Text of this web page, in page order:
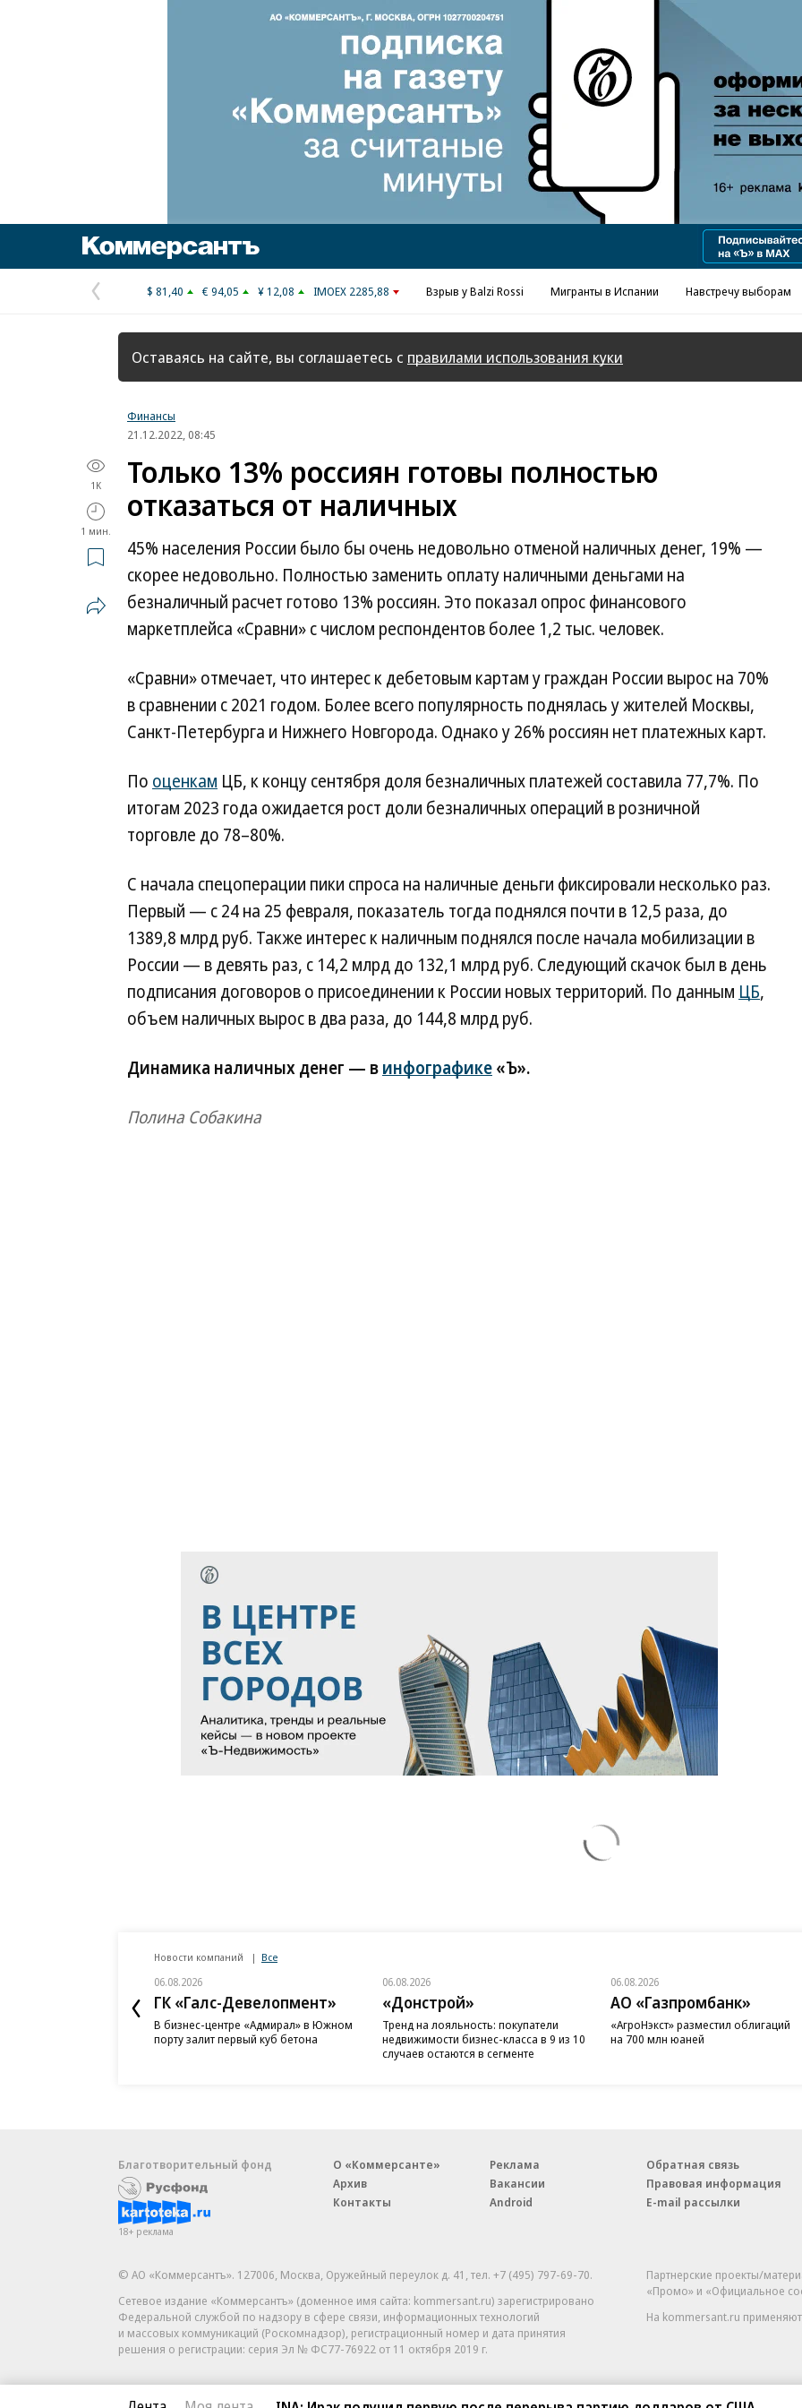
Реклама в «Ъ» www.kommersant.ru/ad
Предыдущая
страница
$ 81,40 € 94,05 ¥ 12,08 IMOEX 2285,88 Взрыв у Balzi Rossi Мигранты в Испании Навстречу выборам
Оставаясь на сайте, вы соглашаетесь с правилами использования куки
Финансы
21.12.2022, 08:45
1K
1 мин.
Только 13% россиян готовы полностью
отказаться от наличных
45% населения России было бы очень недовольно отменой наличных денег, 19% —
скорее недовольно. Полностью заменить оплату наличными деньгами на
безналичный расчет готово 13% россиян. Это показал опрос финансового
маркетплейса «Сравни» с числом респондентов более 1,2 тыс. человек.
«Сравни» отмечает, что интерес к дебетовым картам у граждан России вырос на 70%
в сравнении с 2021 годом. Более всего популярность поднялась у жителей Москвы,
Санкт-Петербурга и Нижнего Новгорода. Однако у 26% россиян нет платежных карт.
По оценкам ЦБ, к концу сентября доля безналичных платежей составила 77,7%. По
итогам 2023 года ожидается рост доли безналичных операций в розничной
торговле до 78–80%.
С начала спецоперации пики спроса на наличные деньги фиксировали несколько раз.
Первый — с 24 на 25 февраля, показатель тогда поднялся почти в 12,5 раза, до
1389,8 млрд руб. Также интерес к наличным поднялся после начала мобилизации в
России — в девять раз, с 14,2 млрд до 132,1 млрд руб. Следующий скачок был в день
подписания договоров о присоединении к России новых территорий. По данным ЦБ,
объем наличных вырос в два раза, до 144,8 млрд руб.
Динамика наличных денег — винфографике«Ъ».
Полина Собакина
Новости компаний Все
06.08.2026
ГК «Галс-Девелопмент»
В бизнес-центре «Адмирал» в Южном
порту залит первый куб бетона
06.08.2026
«Донстрой»
Тренд на лояльность: покупатели
недвижимости бизнес-класса в 9 из 10
случаев остаются в сегменте
06.08.2026
АО «Газпромбанк»
«АгроНэкст» разместил облигаций
на 700 млн юаней
Благотворительный фонд
18+ реклама
О «Коммерсанте»
Архив
Контакты
Реклама
Вакансии
Android
Обратная связь
Правовая информация
E-mail рассылки
© АО «Коммерсантъ». 127006, Москва, Оружейный переулок д. 41,тел. +7 (495) 797-69-70.
Сетевое издание «Коммерсантъ» (доменное имя сайта: kommersant.ru) зарегистрировано
Федеральной службой по надзору в сфере связи, информационных технологий
и массовых коммуникаций (Роскомнадзор), регистрационный номер и дата принятия
решения о регистрации: серия Эл № ФС77-76922 от 11 октября 2019 г.
Партнерские проекты/
«Промо» и «Официальное
На kommersant.ru